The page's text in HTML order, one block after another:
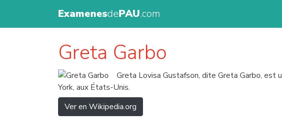
ExamenesdePAU.com
Greta Garbo
Greta Lovisa Gustafson, dite Greta Garbo, est
York, aux États-Unis.
Ver en Wikipedia.org